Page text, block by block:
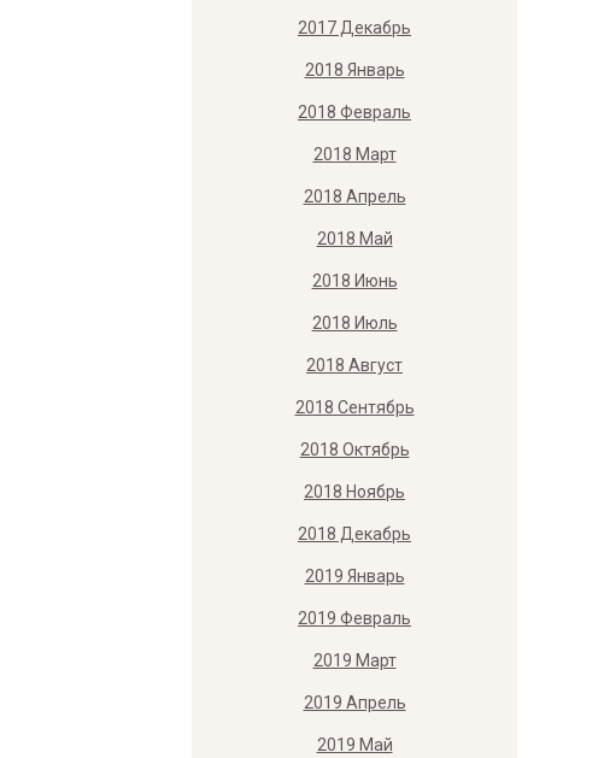
2017 Декабрь
2018 Январь
2018 Февраль
2018 Март
2018 Апрель
2018 Май
2018 Июнь
2018 Июль
2018 Август
2018 Сентябрь
2018 Октябрь
2018 Ноябрь
2018 Декабрь
2019 Январь
2019 Февраль
2019 Март
2019 Апрель
2019 Май